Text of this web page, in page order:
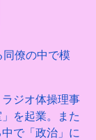
僚の中で模
ジオ体操理事
を起業。また
で「政治」に